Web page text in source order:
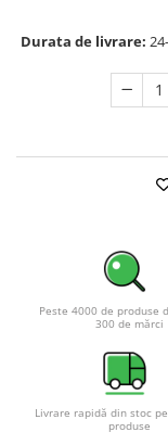
Pachete complete
Sisteme de Stocare
Sisteme
mica (rulota/
Sisteme
Statii de incarcare
Statii de incarcare
Cabluri de incarcare
Prize de incarcare
Durata de livrare:
Peste 4000 de produse
300 de mărci
Livrare rapidă din stoc
produse